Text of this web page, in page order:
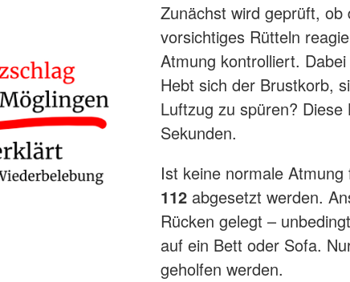
Zunächst wird geprüft,
vorsichtiges Rütteln
Atmung kontrolliert.
Hebt sich der Brustkorb,
Luftzug zu spüren?
Sekunden.
Ist keine normale
112 abgesetzt werden.
Rücken gelegt –
auf ein Bett oder Sofa.
geholfen werden.